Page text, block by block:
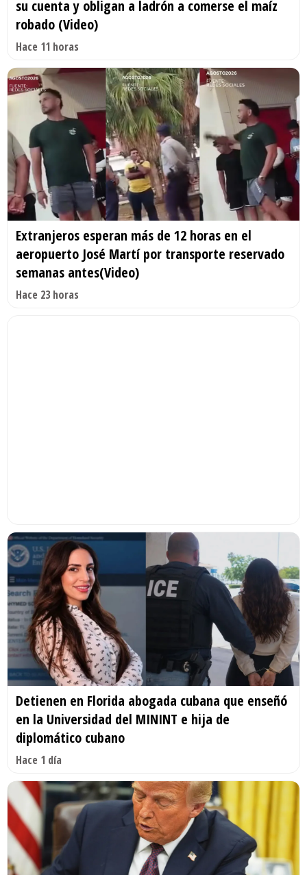
su cuenta y obligan a ladrón a comerse el maíz
robado (Video)
Hace 11 horas
Extranjeros esperan más de 12 horas en el
aeropuerto José Martí por transporte reservado
semanas antes(Video)
Hace 23 horas
Detienen en Florida abogada cubana que enseñó
en la Universidad del MININT e hija de
diplomático cubano
Hace 1 día